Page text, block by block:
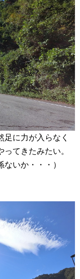
に力が入らなく
てきたみたい。
いか・・・）